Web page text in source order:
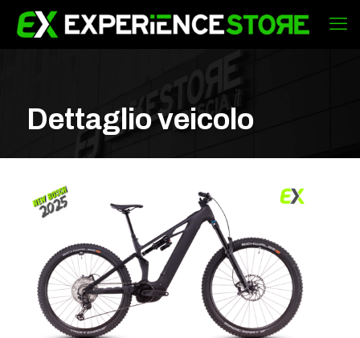
Dettaglio veicolo